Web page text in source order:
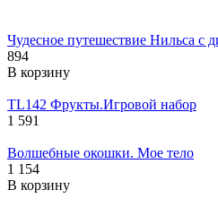
Чудесное путешествие Нильса с
894
В корзину
TL142 Фрукты.Игровой набор
1 591
Волшебные окошки. Мое тело
1 154
В корзину